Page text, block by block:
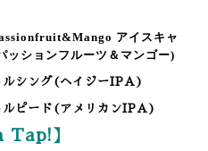
アイスキャ
ッションフルーツ＆マンゴー)
シング(ヘイジーIPA)
ピード(アメリカンIPA)
Tap!】